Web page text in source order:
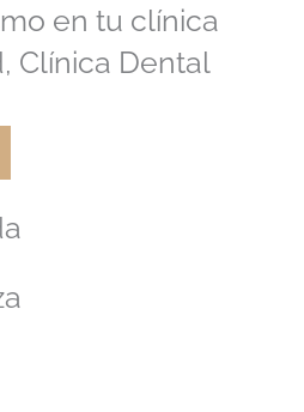
en tu clínica
Clínica Dental